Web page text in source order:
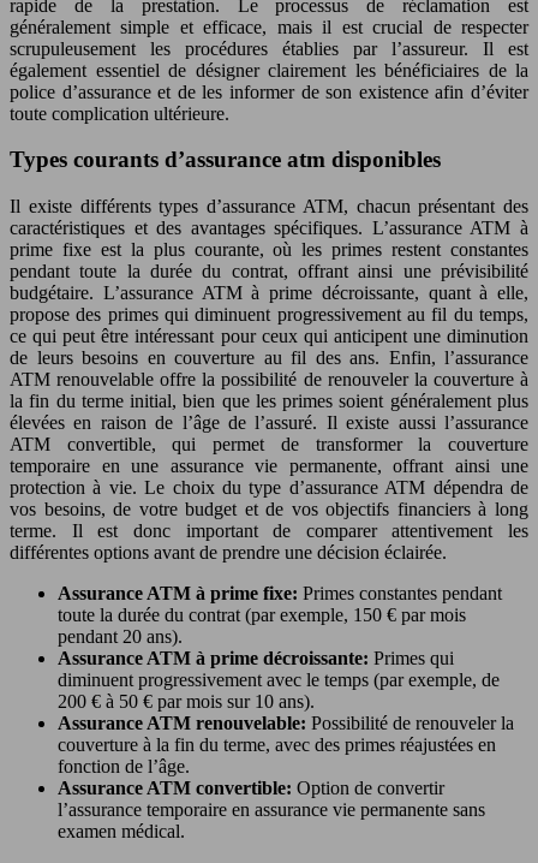
rapide de la prestation. Le processus de réclamation est
généralement simple et efficace, mais il est crucial de respecter
scrupuleusement les procédures établies par l’assureur. Il est
également essentiel de désigner clairement les bénéficiaires de la
police d’assurance et de les informer de son existence afin d’éviter
toute complication ultérieure.
Types courants d’assurance atm disponibles
Il existe différents types d’assurance ATM, chacun présentant des
caractéristiques et des avantages spécifiques. L’assurance ATM à
prime fixe est la plus courante, où les primes restent constantes
pendant toute la durée du contrat, offrant ainsi une prévisibilité
budgétaire. L’assurance ATM à prime décroissante, quant à elle,
propose des primes qui diminuent progressivement au fil du temps,
ce qui peut être intéressant pour ceux qui anticipent une diminution
de leurs besoins en couverture au fil des ans. Enfin, l’assurance
ATM renouvelable offre la possibilité de renouveler la couverture à
la fin du terme initial, bien que les primes soient généralement plus
élevées en raison de l’âge de l’assuré. Il existe aussi l’assurance
ATM convertible, qui permet de transformer la couverture
temporaire en une assurance vie permanente, offrant ainsi une
protection à vie. Le choix du type d’assurance ATM dépendra de
vos besoins, de votre budget et de vos objectifs financiers à long
terme. Il est donc important de comparer attentivement les
différentes options avant de prendre une décision éclairée.
Assurance ATM à prime fixe: Primes constantes pendant
toute la durée du contrat (par exemple, 150 € par mois
pendant 20 ans).
Assurance ATM à prime décroissante: Primes qui
diminuent progressivement avec le temps (par exemple, de
200 € à 50 € par mois sur 10 ans).
Assurance ATM renouvelable: Possibilité de renouveler la
couverture à la fin du terme, avec des primes réajustées en
fonction de l’âge.
Assurance ATM convertible: Option de convertir
l’assurance temporaire en assurance vie permanente sans
examen médical.